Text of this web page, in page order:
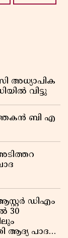
അധ്യാപിക
വിട്ടു
ബി എ
ഡിഎം
30
ആദ്യ പാദ